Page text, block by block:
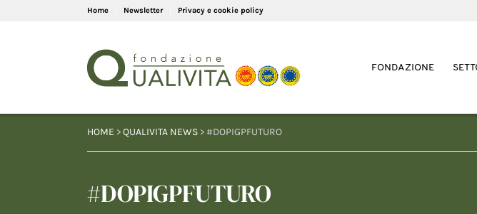
Home Newsletter Privacy e cookie policy
FONDAZIONE
HOME >QUALIVITA NEWS > #DOPIGPFUTURO
#DOPIGPFUTURO